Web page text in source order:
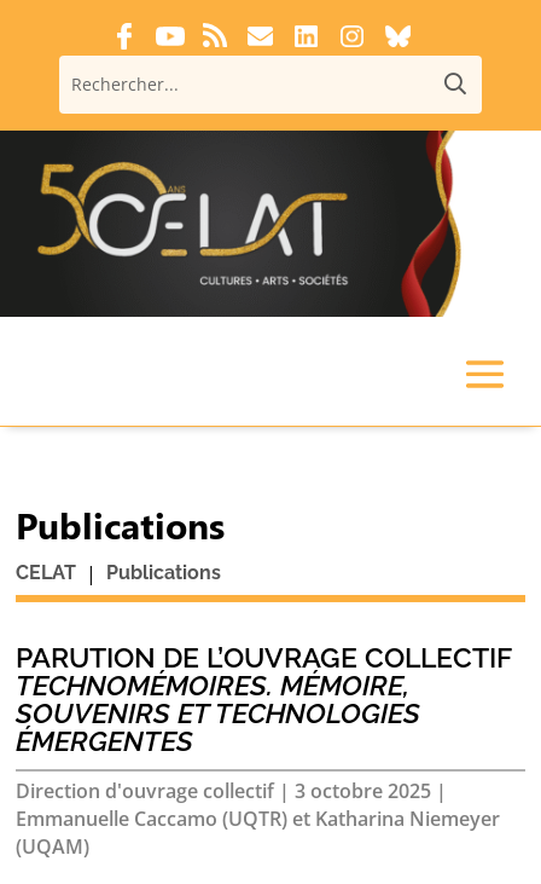
Publications
CELAT | Publications
PARUTION DE L’OUVRAGE COLLECTIF
TECHNOMÉMOIRES. MÉMOIRE,
SOUVENIRS ET TECHNOLOGIES
ÉMERGENTES
Direction d'ouvrage collectif|3 octobre 2025 |
Emmanuelle Caccamo (UQTR) et Katharina Niemeyer
(UQAM)